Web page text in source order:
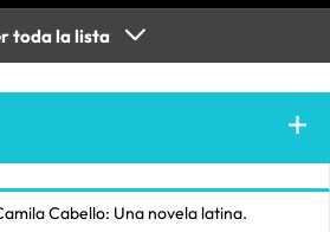
toda la lista
Cabello: Una novela latina.